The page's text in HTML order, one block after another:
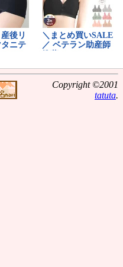
Copyright ©2001
tatuta.